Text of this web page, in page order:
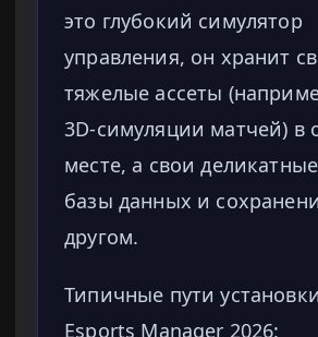
это глубокий симулятор
управления, он хранит
тяжелые ассеты
3D-симуляции матчей) в
месте, а свои
базы данных и
другом.
Типичные пути
Esports Manager 2026: